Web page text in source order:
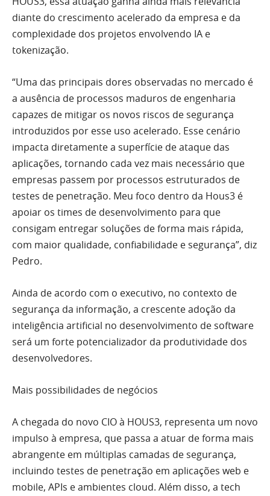
diante do crescimento acelerado da empresa e da
complexidade dos projetos envolvendo IA e
tokenização.
“Uma das principais dores observadas no mercado é
a ausência de processos maduros de engenharia
capazes de mitigar os novos riscos de segurança
introduzidos por esse uso acelerado. Esse cenário
impacta diretamente a superfície de ataque das
aplicações, tornando cada vez mais necessário que
empresas passem por processos estruturados de
testes de penetração. Meu foco dentro da Hous3 é
apoiar os times de desenvolvimento para que
consigam entregar soluções de forma mais rápida,
com maior qualidade, confiabilidade e segurança”, diz
Pedro.
Ainda de acordo com o executivo, no contexto de
segurança da informação, a crescente adoção da
inteligência artificial no desenvolvimento de software
será um forte potencializador da produtividade dos
desenvolvedores.
Mais possibilidades de negócios
A chegada do novo CIO à HOUS3, representa um novo
impulso à empresa, que passa a atuar de forma mais
abrangente em múltiplas camadas de segurança,
incluindo testes de penetração em aplicações web e
mobile, APIs e ambientes cloud. Além disso, a tech